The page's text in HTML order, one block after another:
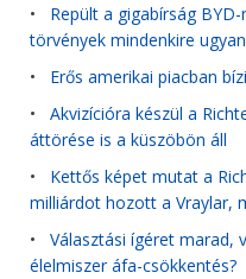
• Repült a gigabírság
törvények mindenkire
• Erős amerikai piacban
• Akvizícióra készül a
áttörése is a küszöbön áll
• Kettős képet mutat a
milliárdot hozott a Vraylar,
• Választási ígéret marad,
élelmiszer áfa-csökkentés?